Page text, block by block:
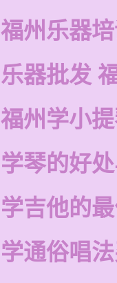
福州乐器
乐器批发
福州学小
学琴的好
学吉他的
学通俗唱